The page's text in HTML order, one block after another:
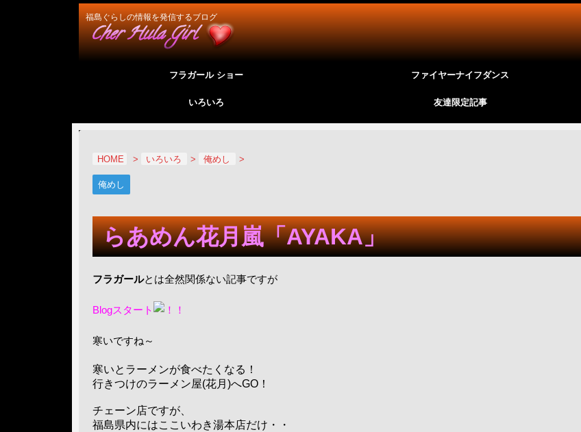
福島ぐらしの情報を発信するブログ
フラガール ショー ファイヤーナイフダンス
いろいろ 友達限定記事
HOME > いろいろ > 俺めし >
俺めし
らあめん花月嵐「AYAKA」
フラガールとは全然関係ない記事ですが
Blogスタート
寒いですね～
寒いとラーメンが食べたくなる！
行きつけのラーメン屋(花月)へGO！
チェーン店ですが、
福島県内にはここいわき湯本店だけ・・